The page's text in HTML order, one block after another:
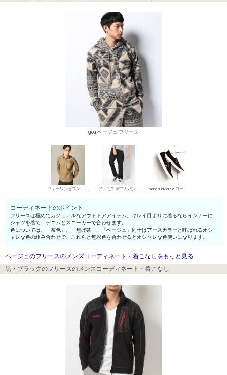
goa ベージュ フリース
フォーワンセブン エディフィス シャツ アトモス デニムパンツ・ジーンズ nano･universe ローカットスニーカー
コーディネートのポイント
フリースは極めてカジュアルなアウトドアアイテム。キレイ目よりに着るならインナーに
シャツを着て、デニムとスニーカーで合わせます。
色については、「茶色」、「焦げ茶」、「ベージュ」同士はアースカラーと呼ばれるオシ
ャレな色の組み合わせで、これらと無彩色を合わせるとオシャレな色使いになります。
ベージュのフリースのメンズコーディネート・着こなしをもっと見る
黒・ブラックのフリースのメンズコーディネート・着こなし